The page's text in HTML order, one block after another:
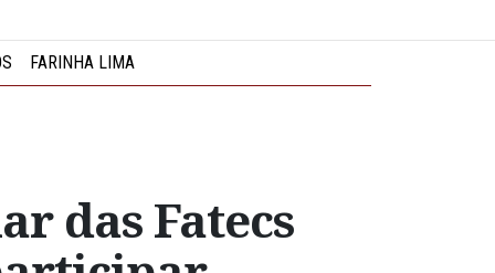
FARINHA LIMA
das Fatecs